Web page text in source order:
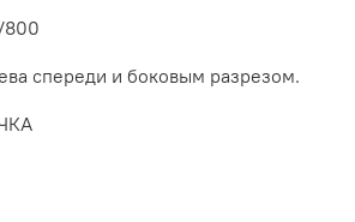
спереди и боковым разрезом.